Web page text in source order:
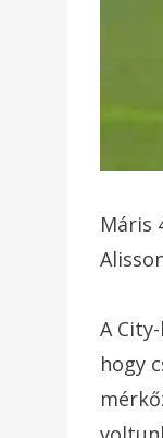
Máris
A
hogy